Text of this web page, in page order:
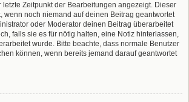
letzte Zeitpunkt der Bearbeitungen angezeigt. Dieser
wenn noch niemand auf deinen Beitrag geantwortet
oder Moderator deinen Beitrag überarbeitet
falls sie es für nötig halten, eine Notiz hinterlassen,
wurde. Bitte beachte, dass normale Benutzer
können, wenn bereits jemand darauf geantwortet